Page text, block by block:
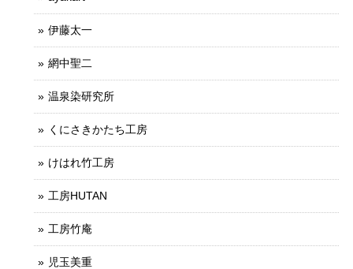
伊藤太一
網中聖二
温泉染研究所
くにさきかたち工房
けはれ竹工房
工房HUTAN
工房竹庵
児玉美重